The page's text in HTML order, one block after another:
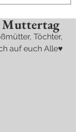
Muttertag
Töchter,
auf euch Alle♥